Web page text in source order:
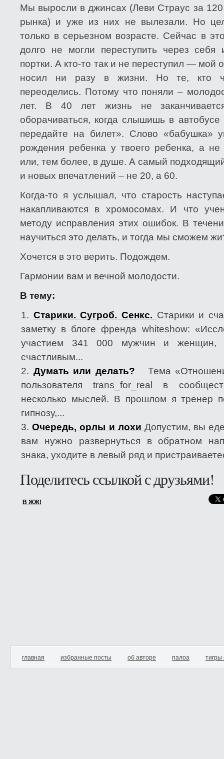
Мы выросли в джинсах (Леви Страус за
рынка) и уже из них не вылезали. Но
только в серьезном возрасте. Сейчас в
долго не могли переступить через
портки. А кто-то так и не переступил — мой
носил ни разу в жизни. Но те, кто
переоделись. Потому что поняли –
лет. В 40 лет жизнь не
оборачиваться, когда слышишь в
передайте на билет». Слово «бабушка»
рождения ребенка у твоего ребенка, а
или, тем более, в душе. А самый
и новых впечатлений – не 20, а 60.
Когда-то я услышал, что старость
накапливаются в хромосомах. И что
методу исправления этих ошибок. В
научиться это делать, и тогда мы сможем
Хочется в это верить. Подождем.
Гармонии вам и вечной молодости.
В тему:
Старики. Сугроб. Сенкс. Старики и
заметку в блоге френда whiteshow:
участием 341 000 мужчин и женщин,
счастливым...
Думать или делать?
Тема
пользователя trans_for_real в
несколько мыслей. В прошлом я тренер
гипнозу,...
Очередь, орлы и лохи Допустим, вы
вам нужно развернуться в обратном
знака, уходите в левый ряд и
Поделитесь ссылкой с друзьями!
В ЖЖ!
главная избранные посты об авторе палоа тигры